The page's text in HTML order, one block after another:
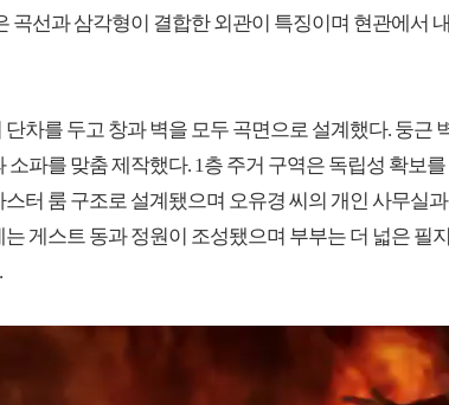
곡선과 삼각형이 결합한 외관이 특징이며 현관에서
차를 두고 창과 벽을 모두 곡면으로 설계했다. 둥근
소파를 맞춤 제작했다. 1층 주거 구역은 독립성 확보
터 룸 구조로 설계됐으며 오유경 씨의 개인 사무실
게스트 동과 정원이 조성됐으며 부부는 더 넓은 필